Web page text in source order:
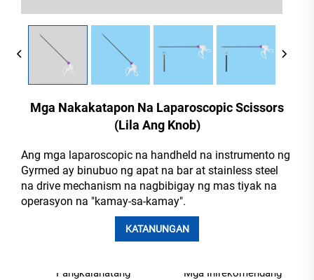
Mga Nakakatapon Na Laparoscopic Scissors
(Lila Ang Knob)
Ang mga laparoscopic na handheld na instrumento ng
Gyrmed ay binubuo ng apat na bar at stainless steel
na drive mechanism na nagbibigay ng mas tiyak na
operasyon na "kamay-sa-kamay".
KATANUNGAN
Pangkalahatang Mga Inirekomendang